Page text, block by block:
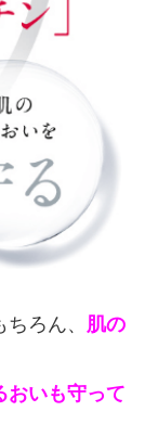
ろん、 肌の
おいも守って